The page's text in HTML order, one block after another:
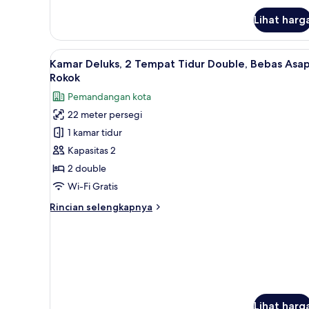
Kamar
Lihat
Lihat
semua
foto
untuk
Kamar
Deluks,
2
Tempat
Tidur
Bebas
Kamar Deluks, 2 Tempat
3
Kamar Deluks, 2 Tempat Tidur Double, Bebas Asap
Rokok
Pemandangan kota
22 meter persegi
1 kamar tidur
Kapasitas 2
2 double
Wi-Fi Gratis
Rincian selengkapnya
Rincian
Lihat